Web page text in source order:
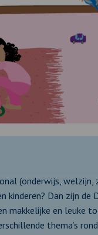
(onderwijs, welzijn,
kinderen? Dan zijn de
makkelijke en leuke
thema’s